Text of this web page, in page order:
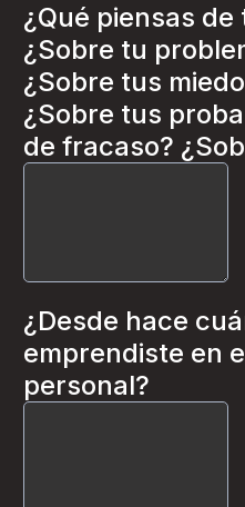
¿Qué piensas de
¿Sobre tu
¿Sobre tus
¿Sobre tus
de fracaso?
¿Desde hace
emprendiste en
personal?